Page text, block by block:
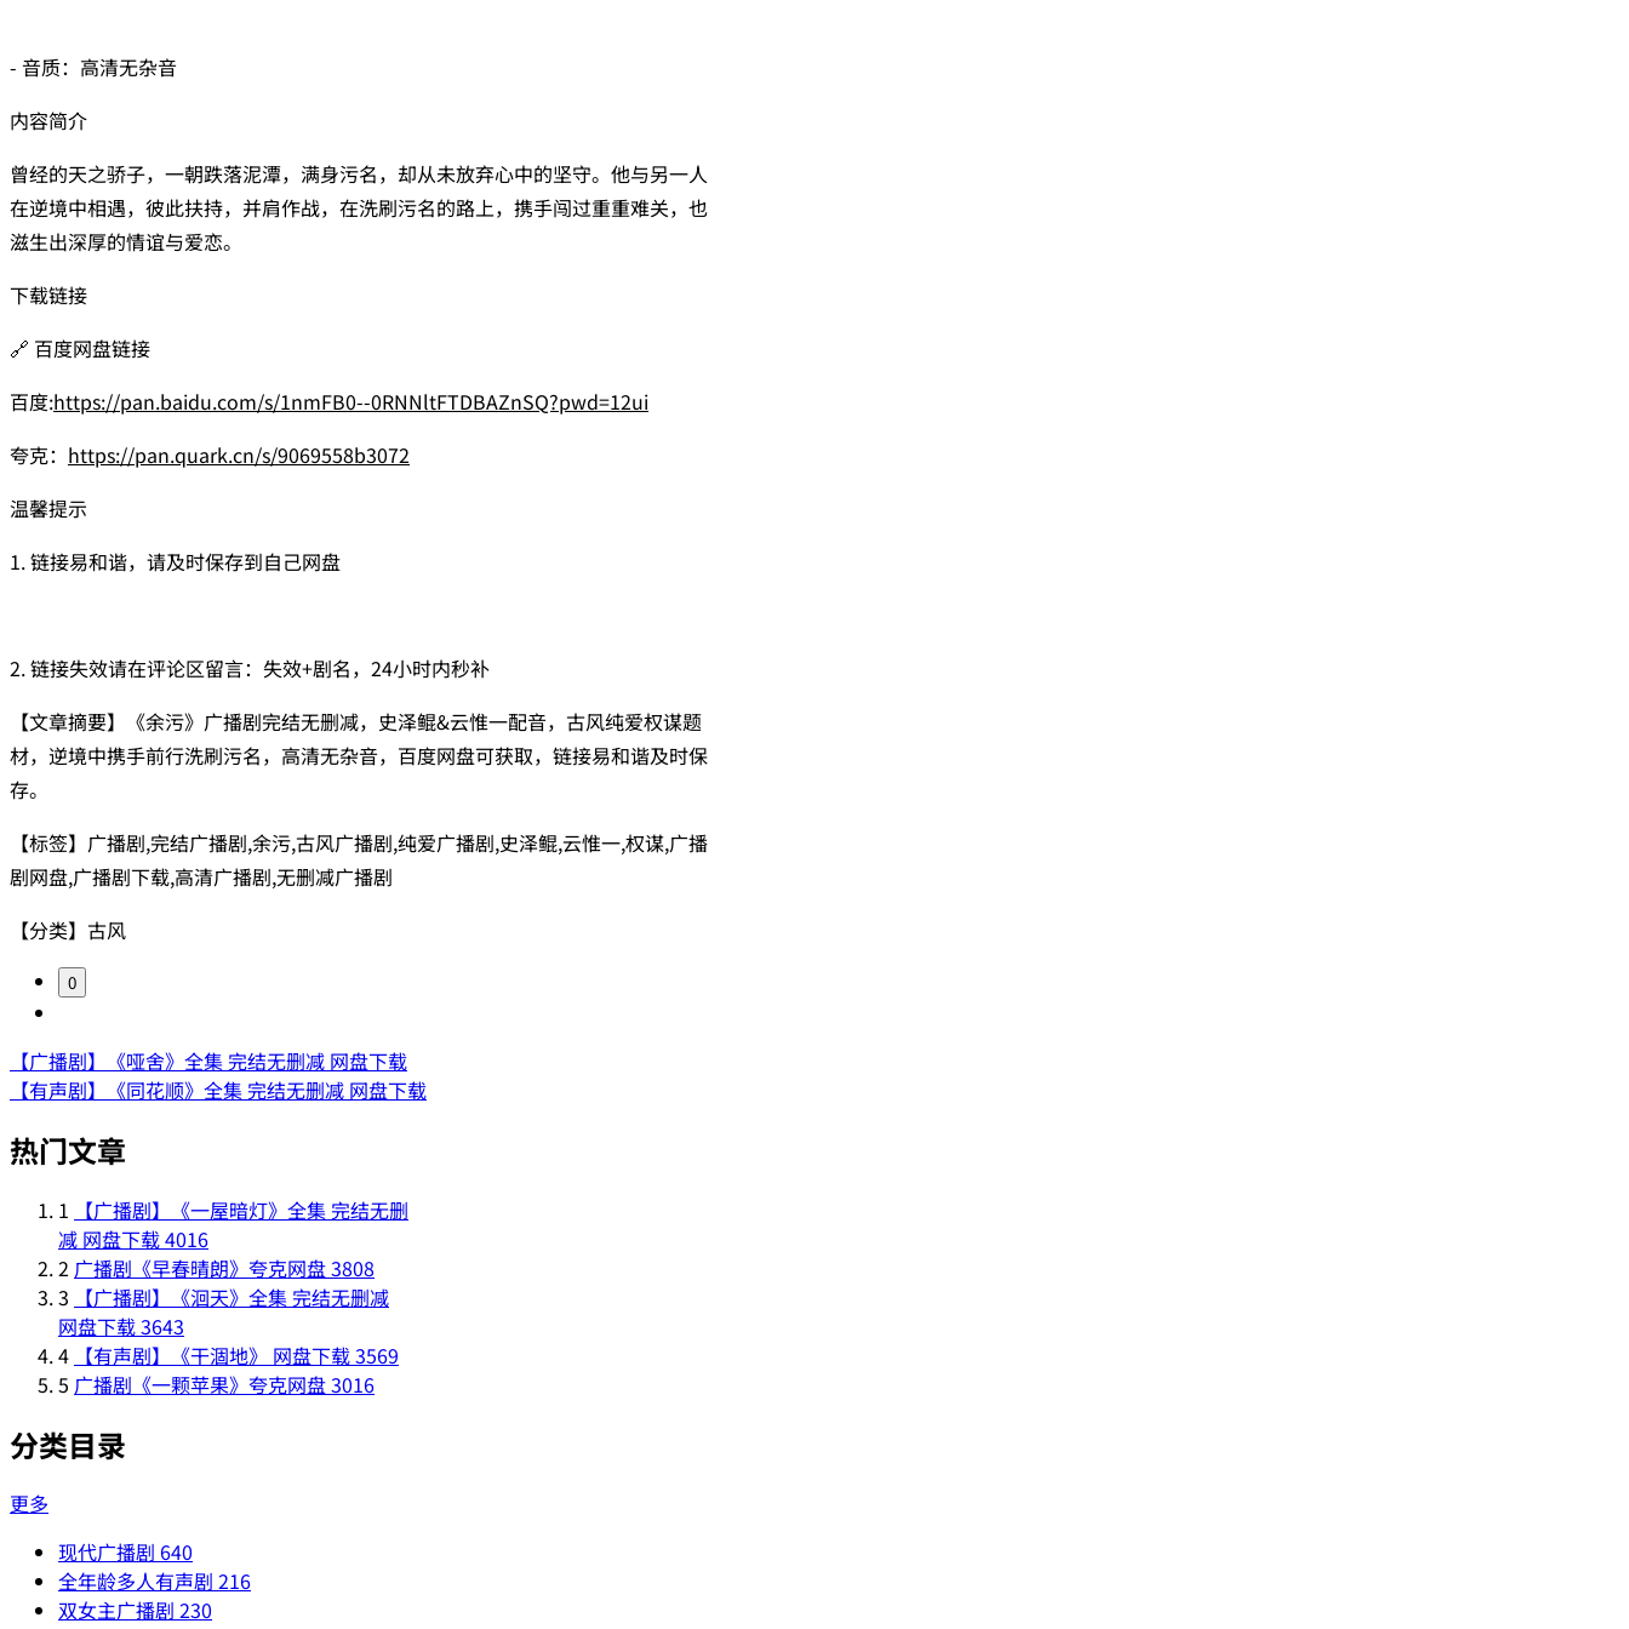
- 音质：高清无杂音
内容简介
曾经的天之骄子，一朝跌落泥潭，满身污名，却从未放弃心中的坚守。他与另一人
在逆境中相遇，彼此扶持，并肩作战，在洗刷污名的路上，携手闯过重重难关，也
滋生出深厚的情谊与爱恋。
下载链接
🔗 百度网盘链接
百度:https://pan.baidu.com/s/1nmFB0--0RNNltFTDBAZnSQ?pwd=12ui
夸克： https://pan.quark.cn/s/9069558b3072
温馨提示
1. 链接易和谐，请及时保存到自己网盘
2. 链接失效请在评论区留言：失效+剧名，24小时内秒补
【文章摘要】《余污》广播剧完结无删减，史泽鲲&云惟一配音，古风纯爱权谋题
材，逆境中携手前行洗刷污名，高清无杂音，百度网盘可获取，链接易和谐及时保
存。
【标签】广播剧,完结广播剧,余污,古风广播剧,纯爱广播剧,史泽鲲,云惟一,权谋,广播
剧网盘,广播剧下载,高清广播剧,无删减广播剧
【分类】古风
0
【广播剧】《哑舍》全集 完结无删减 网盘下载
【有声剧】《同花顺》全集 完结无删减 网盘下载
热门文章
1
【广播剧】《一屋暗灯》全集 完结无删
减 网盘下载4016
2 广播剧《早春晴朗》夸克网盘3808
3
【广播剧】《洄天》全集 完结无删减
网盘下载3643
4 【有声剧】《干涸地》 网盘下载3569
5 广播剧《一颗苹果》夸克网盘3016
分类目录
更多
现代广播剧 640
全年龄多人有声剧 216
双女主广播剧 230